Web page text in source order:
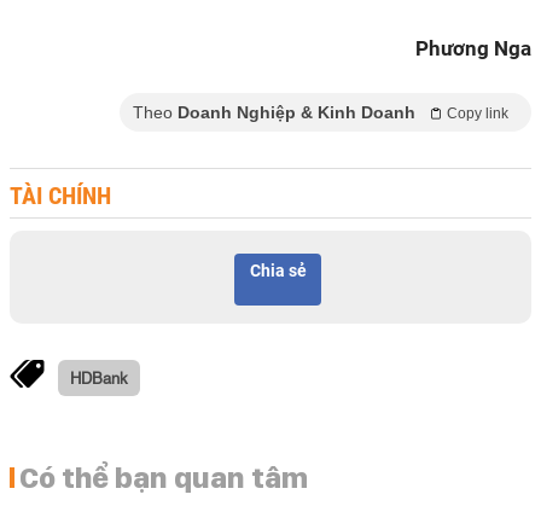
Phương Nga
Theo Doanh Nghiệp & Kinh Doanh Copy link
TÀI CHÍNH
Chia sẻ
HDBank
Có thể bạn quan tâm